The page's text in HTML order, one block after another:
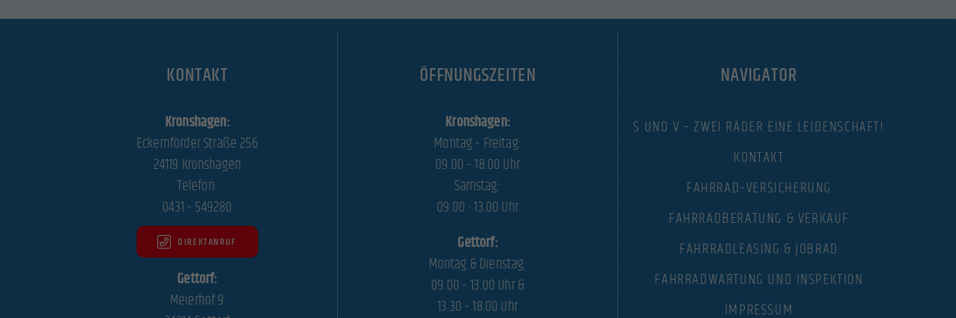
KONTAKT
Kronshagen:
Eckernförder Straße 256
24119 Kronshagen
Telefon:
0431 – 549280
DIREKTANRUF
Gettorf:
Meierhof 9
ÖFFNUNGSZEITEN
Kronshagen:
Montag – Freitag:
09.00 – 18.00 Uhr
Samstag:
09.00 - 13.00 Uhr
Gettorf:
Montag & Dienstag:
09.00 – 13.00 Uhr &
13.30 – 18.00 Uhr
NAVIGATOR
S UND V – ZWEI RÄDER EINE LEIDENSCHAFT!
KONTAKT
FAHRRAD–VERSICHERUNG
FAHRRADBERATUNG & VERKAUF
FAHRRADLEASING & JOBRAD
FAHRRADWARTUNG UND INSPEKTION
IMPRESSUM